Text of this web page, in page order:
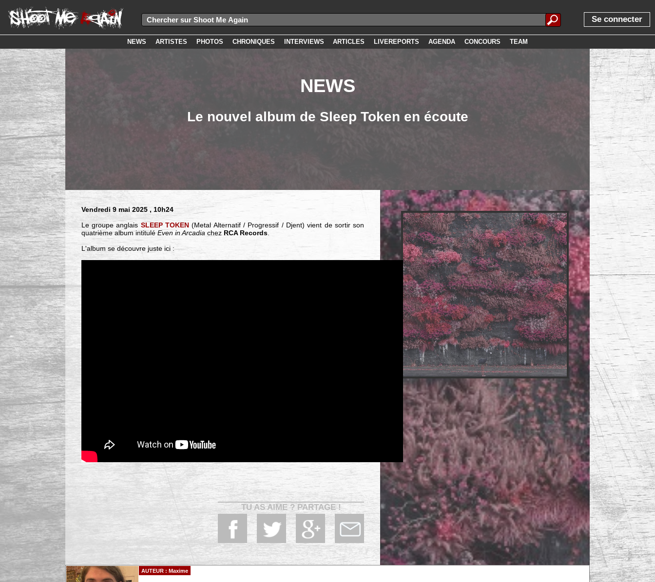
Se connecter
NEWS ARTISTES PHOTOS CHRONIQUES INTERVIEWS ARTICLES LIVEREPORTS AGENDA CONCOURS TEAM
NEWS
Le nouvel album de Sleep Token en écoute
Vendredi 9 mai 2025 , 10h24
Le groupe anglais SLEEP TOKEN (Metal Alternatif / Progressif / Djent) vient de sortir son
quatrième album intituléEven in Arcadiachez RCA Records.
L'album se découvre juste ici :
TU AS AIME ? PARTAGE !
AUTEUR : Maxime